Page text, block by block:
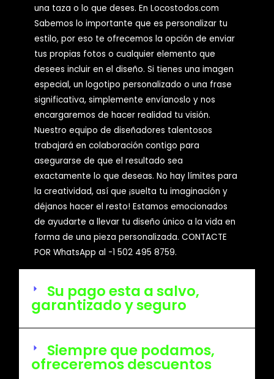
una taza o lo que deses. En Locostodos.com
Sabemos lo importante que es personalizar tu
estilo, por eso te ofrecemos la opción de enviar
tus propias fotos o cualquier elemento que
desees incluir en el diseño. Si tienes una imagen
especial, un logotipo personalizado o una frase
significativa, simplemente envíanoslo y nos
encargaremos de hacer realidad tu visión.
Nuestro equipo de diseñadores talentosos
trabajará en colaboración contigo para
asegurarse de que el resultado sea
exactamente lo que deseas. No hay límites para
la creatividad, así que ¡suelta tu imaginación y
déjanos hacer el resto! Estamos emocionados
de ayudarte a llevar tu diseño único a la vida en
forma de una pieza personalizada. CONTACTE
POR WhatsApp al -1 502 495 8759.
Su pago esta a salvo,
garantizado y seguro
Siempre que podamos,
ofreceremos descuentos